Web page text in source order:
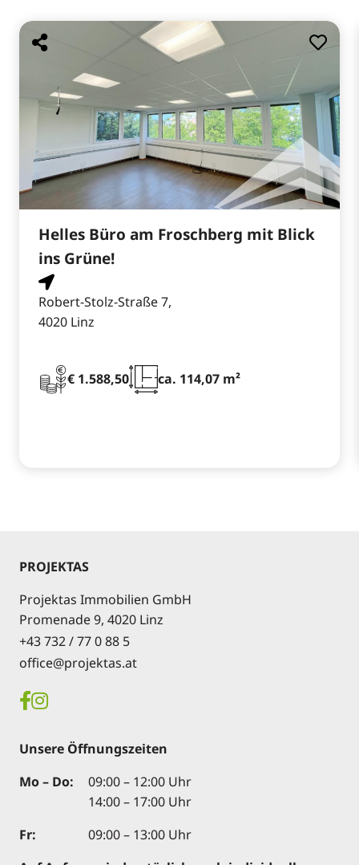
Helles Büro am Froschberg mit Blick
ins Grüne!
Robert-Stolz-Straße 7,
4020 Linz
€ 1.588,50 ca. 114,07 m²
PROJEKTAS
Projektas Immobilien GmbH
Promenade 9, 4020 Linz
+43 732 / 77 0 88 5
office@projektas.at
Unsere Öffnungszeiten
Mo – Do:
09:00 – 12:00 Uhr
14:00 – 17:00 Uhr
Fr:
09:00 – 13:00 Uhr